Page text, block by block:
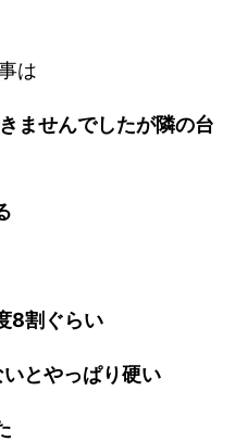
は
ませんでしたが隣の台
8割ぐらい
とやっぱり硬い